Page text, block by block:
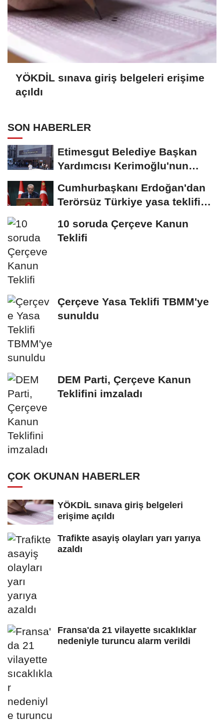
YÖKDİL sınava giriş belgeleri erişime
açıldı
SON HABERLER
Etimesgut Belediye Başkan
Yardımcısı Kerimoğlu'nun
Cumhurbaşkanı Erdoğan'dan
Terörsüz Türkiye yasa teklifine
10 soruda Çerçeve Kanun
Teklifi
Çerçeve Yasa Teklifi TBMM'ye
sunuldu
DEM Parti, Çerçeve Kanun
Teklifini imzaladı
ÇOK OKUNAN HABERLER
YÖKDİL sınava giriş belgeleri
erişime açıldı
Trafikte asayiş olayları yarı yarıya
azaldı
Fransa'da 21 vilayette sıcaklıklar
nedeniyle turuncu alarm verildi